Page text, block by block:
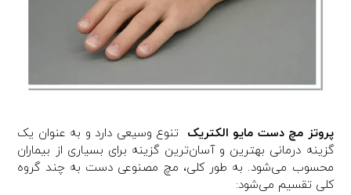
پروتز مچ دست مایو الکتریک تنوع وسیعی دارد و به عنوان یک
گزینه درمانی بهترین و آسان‌ترین گزینه برای بسیاری از بیماران
محسوب می‌شود. به طور کلی، مچ مصنوعی دست به چند گروه
کلی تقسیم می‌شود: